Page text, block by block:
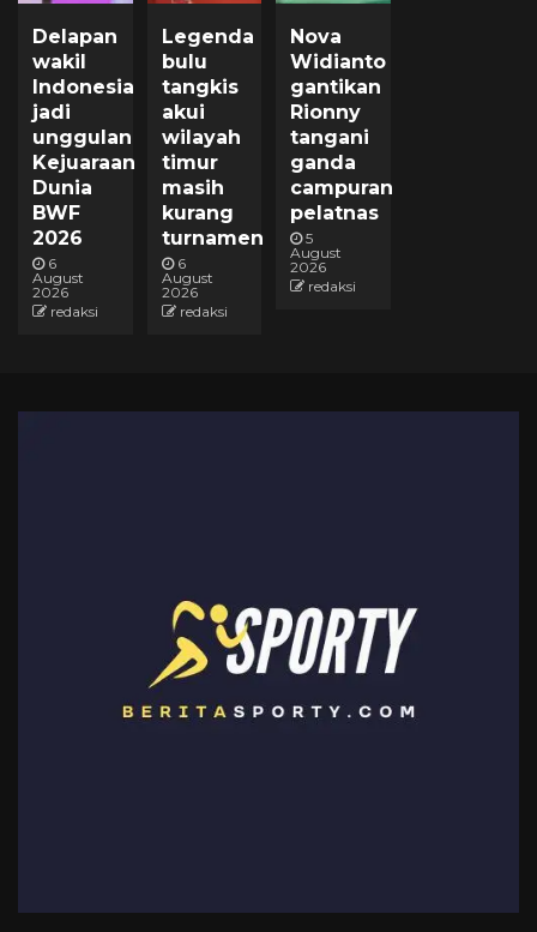
Delapan
wakil
Indonesia
jadi
unggulan
Kejuaraan
Dunia
BWF
2026
6
August
2026
redaksi
Legenda
bulu
tangkis
akui
wilayah
timur
masih
kurang
turnamen
6
August
2026
redaksi
Nova
Widianto
gantikan
Rionny
tangani
ganda
campuran
pelatnas
5
August
2026
redaksi